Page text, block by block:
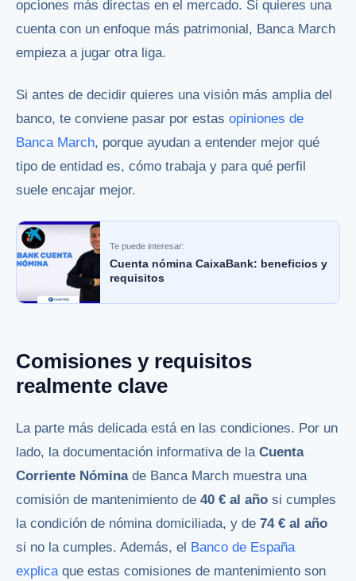
opciones más directas en el mercado. Si quieres una
cuenta con un enfoque más patrimonial, Banca March
empieza a jugar otra liga.
Si antes de decidir quieres una visión más amplia del
banco, te conviene pasar por estas opiniones de
Banca March, porque ayudan a entender mejor qué
tipo de entidad es, cómo trabaja y para qué perfil
suele encajar mejor.
Te puede interesar:
Cuenta nómina CaixaBank: beneficios y
requisitos
Comisiones y requisitos
realmente clave
La parte más delicada está en las condiciones. Por un
lado, la documentación informativa de la Cuenta
Corriente Nóminade Banca March muestra una
comisión de mantenimiento de 40 € al año si cumples
la condición de nómina domiciliada, y de 74 € al año
si no la cumples. Además, el Banco de España
explicaque estas comisiones de mantenimiento son